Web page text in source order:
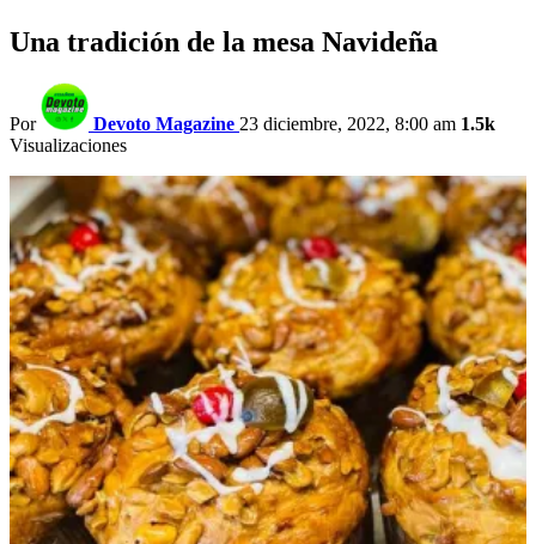
Una tradición de la mesa Navideña
Por Devoto Magazine 23 diciembre, 2022, 8:00 am 1.5k
Visualizaciones